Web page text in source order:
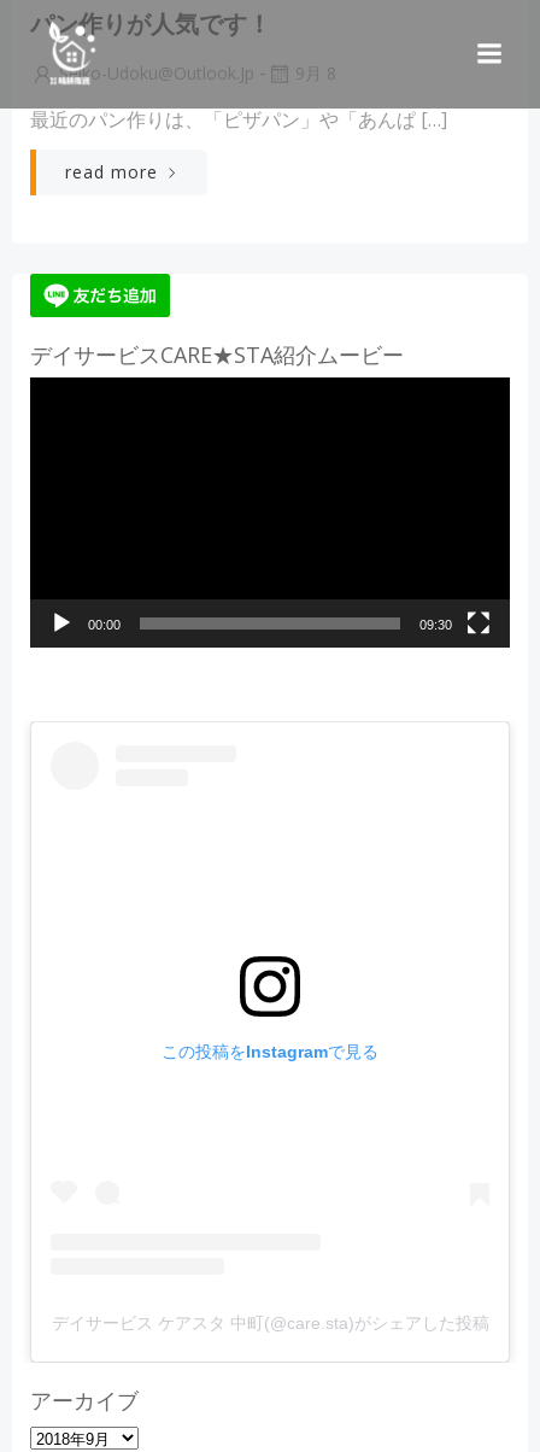
テ
ツ
パン作りが人気です！
Seiko-Udoku@outlook.jp - 9月 8
最近のパン作りは、「ピザパン」や「あんぱ […]
read more
デイサービスCARE★STA紹介ムービー
00:00 09:30
この投稿をInstagramで見る
デイサービス ケアスタ 中町(@care.sta)がシェアした投稿
アーカイブ
ア